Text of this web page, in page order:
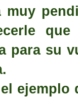
muy
para su
ejemplo